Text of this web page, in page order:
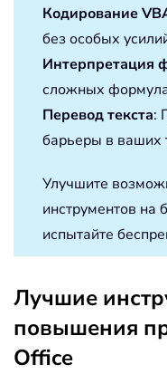
Кодирование
без особых
Интерпретация
сложных
Перевод текста:
барьеры в ваших
Улучшите
инструментов на
испытайте
Лучшие
повышения
Office